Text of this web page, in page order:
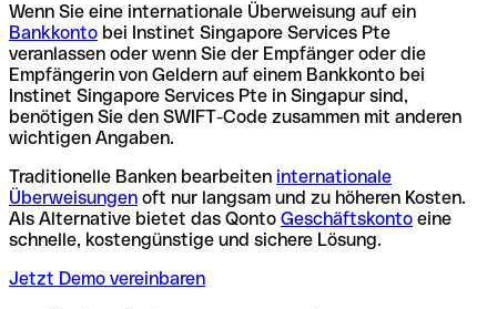
Wenn Sie eine internationale Überweisung auf ein
Bankkonto bei Instinet Singapore Services Pte
veranlassen oder wenn Sie der Empfänger oder die
Empfängerin von Geldern auf einem Bankkonto bei
Instinet Singapore Services Pte in Singapur sind,
benötigen Sie den SWIFT-Code zusammen mit anderen
wichtigen Angaben.
Traditionelle Banken bearbeiten internationale
Überweisungen oft nur langsam und zu höheren Kosten.
Als Alternative bietet das Qonto Geschäftskonto eine
schnelle, kostengünstige und sichere Lösung.
Jetzt Demo vereinbaren